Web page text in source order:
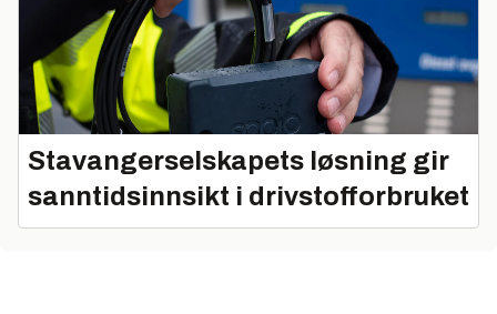
Stavangerselskapets løsning gir
sanntidsinnsikt i drivstofforbruket